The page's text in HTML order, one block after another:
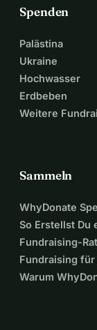
Spenden
Palästina
Ukraine
Hochwasser
Erdbeben
Weitere
Sammeln
WhyDonate
So Erstellst Du
Fundraising-
Fundraising
Warum